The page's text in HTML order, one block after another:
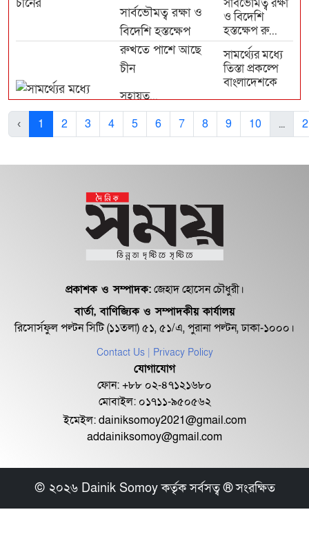
ও বিদেশি
হস্তক্ষেপ রু...
সামর্থ্যের মধ্যে
তিস্তা প্রকল্পে
বাংলাদেশকে
সহায়ত...
আসিয়ানে যোগ
দিতে সমর্থন
মালয়েশিয়া, চীন
ও কূটনৈতিক বার্...
অংশীদারিত্ব
গড়ে তুলতে
আ...
প্রধানমন্ত্রী
তারেক রহমান
পৌঁছেছেন
পেছনে ফেলল
প্রধানমন্ত্রীর সফরসঙ্গী হতে রাতে চীন
‹ 1 2 3 4 5 6 7 8 9 10 ...
প্রকাশক ও সম্পাদক:জেহাদ হোসেন চৌধুরী।
বার্তা, বাণিজ্যিক ও সম্পাদকীয় কার্যালয়
রিসোর্সফুল পল্টন সিটি (১১তলা) ৫১, ৫১/এ, পুরানা পল্টন, ঢাকা-১০০০।
Contact Us | Privacy Policy
যোগাযোগ
ফোন: +৮৮ ০২-৪৭১২১৬৮০
মোবাইল: ০১৭১১-৯৫০৫৬২
ইমেইল:dainiksomoy2021@gmail.com
addainiksomoy@gmail.com
© ২০২৬ Dainik Somoy কর্তৃক সর্বসত্ব ® সংরক্ষিত